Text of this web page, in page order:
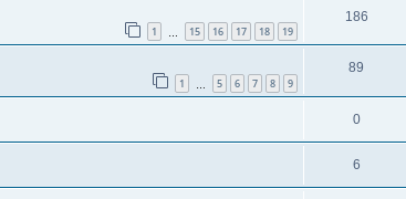
1 15 16 17 18 19
186
1 5 6 7 8 9
89
0
6